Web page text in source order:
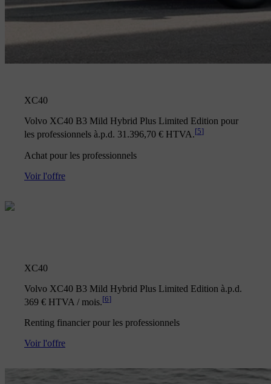
XC40
Volvo XC40 B3 Mild Hybrid Plus Limited Edition pour
les professionnels à.p.d. 31.396,70 € HTVA.[5]
Achat pour les professionnels
Voir l'offre
XC40
Volvo XC40 B3 Mild Hybrid Plus Limited Edition à.p.d.
369 € HTVA / mois.[6]
Renting financier pour les professionnels
Voir l'offre